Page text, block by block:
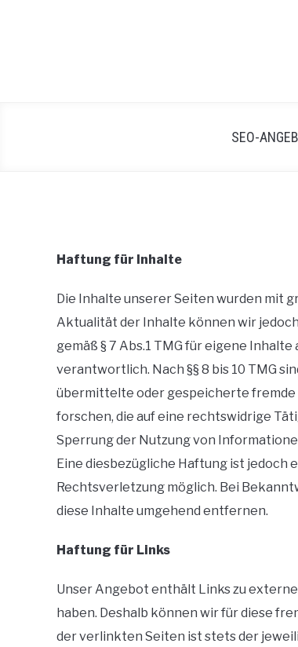
SEO-
Haftung für Inhalte
Die Inhalte unserer Seiten wurden mit
Aktualität der Inhalte können wir
gemäß § 7 Abs.1 TMG für eigene
verantwortlich. Nach §§ 8 bis 10 TMG
übermittelte oder gespeicherte fremde
forschen, die auf eine rechtswidrige
Sperrung der Nutzung von
Eine diesbezügliche Haftung ist
Rechtsverletzung möglich. Bei
diese Inhalte umgehend entfernen.
Haftung für Links
Unser Angebot enthält Links zu
haben. Deshalb können wir für diese
der verlinkten Seiten ist stets der